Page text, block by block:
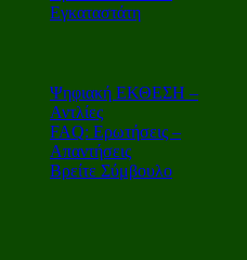
Εγκαταστάτη
Ψηφιακή ΕΚΘΕΣΗ –
Αντλίες
FAQ: Ερωτήσεις –
Απαντήσεις
Βρείτε Σύμβουλο